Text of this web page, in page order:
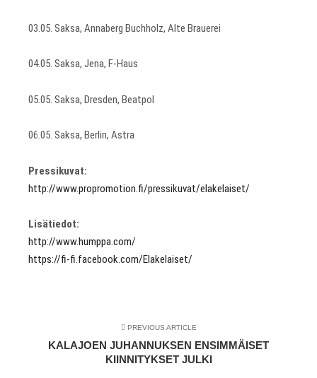
03.05. Saksa, Annaberg Buchholz, Alte Brauerei
04.05. Saksa, Jena, F-Haus
05.05. Saksa, Dresden, Beatpol
06.05. Saksa, Berlin, Astra
Pressikuvat:
http://www.propromotion.fi/pressikuvat/elakelaiset/
Lisätiedot:
http://www.humppa.com/
https://fi-fi.facebook.com/Elakelaiset/
PREVIOUS ARTICLE
KALAJOEN JUHANNUKSEN ENSIMMÄISET
KIINNITYKSET JULKI